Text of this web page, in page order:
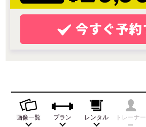
画像一覧 プラン レンタル トレーナー